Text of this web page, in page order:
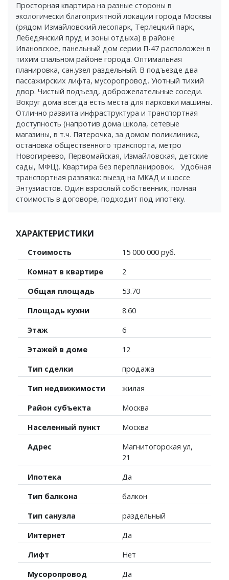
Просторная квартира на разные стороны в
экологически благоприятной локации города Москвы
(рядом Измайловский лесопарк, Терлецкий парк,
Лебедянский пруд и зоны отдыха) в районе
Ивановское, панельный дом серии П-47 расположен в
тихим спальном районе города. Оптимальная
планировка, сан.узел раздельный. В подъезде два
пассажирских лифта, мусоропровод. Уютный тихий
двор. Чистый подъезд, доброжелательные соседи.
Вокруг дома всегда есть места для парковки машины.
Отлично развита инфраструктура и транспортная
доступность (напротив дома школа, сетевые
магазины, в т.ч. Пятерочка, за домом поликлиника,
остановка общественного транспорта, метро
Новогиреево, Первомайская, Измайловская, детские
сады, МФЦ). Квартира без перепланировок. Удобная
транспортная развязка: выезд на МКАД и шоссе
Энтузиастов. Один взрослый собственник, полная
стоимость в договоре, подходит под ипотеку.
ХАРАКТЕРИСТИКИ
Стоимость
15 000 000 руб.
Комнат в квартире
2
Общая площадь
53.70
Площадь кухни
8.60
Этаж
6
Этажей в доме
12
Тип сделки
продажа
Тип недвижимости
жилая
Район субъекта
Москва
Населенный пункт
Москва
Адрес
Магнитогорская ул,
21
Ипотека
Да
Тип балкона
балкон
Тип санузла
раздельный
Интернет
Да
Лифт
Нет
Мусоропровод
Да